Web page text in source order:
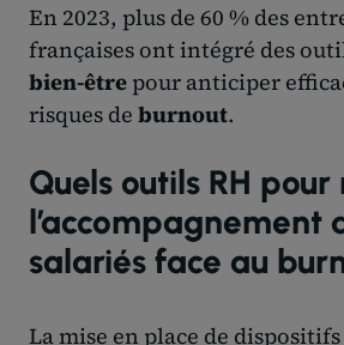
En 2023, plus de 60 % des
françaises ont intégré des
bien-être pour anticiper
risques de burnout.
Quels outils RH
l’accompagnement
salariés face au
La mise en place de dispositifs